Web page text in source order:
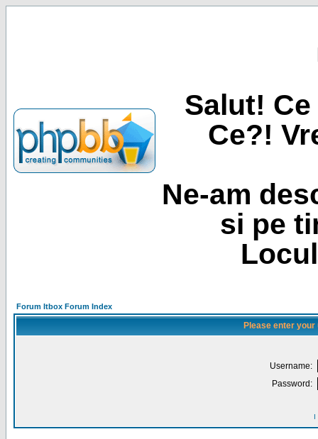
Salut!
Ce?!
Ne-am
si pe
Forum Itbox Forum Index
Please enter
Username:
Password:
I